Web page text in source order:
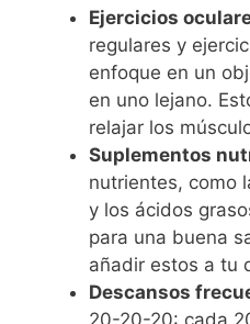
Ejercicios
regulares y
enfoque en un
en uno lejano.
relajar los
Suplementos
nutrientes, como
y los ácidos
para una buena
añadir estos a tu
Descansos
20-20-20: cada